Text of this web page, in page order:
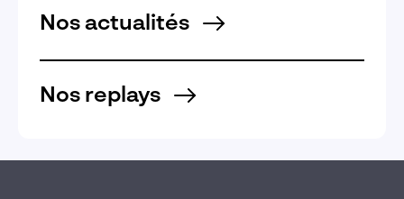
Nos actualités
Nos replays